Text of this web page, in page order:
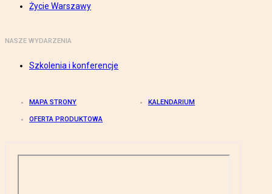
Życie Warszawy
NASZE WYDARZENIA
Szkolenia i konferencje
MAPA STRONY KALENDARIUM
OFERTA PRODUKTOWA